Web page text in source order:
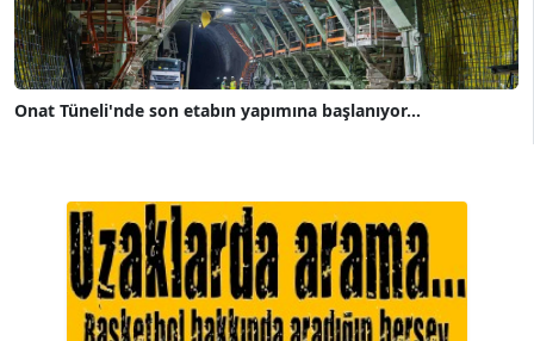
Onat Tüneli'nde son etabın yapımına başlanıyor...